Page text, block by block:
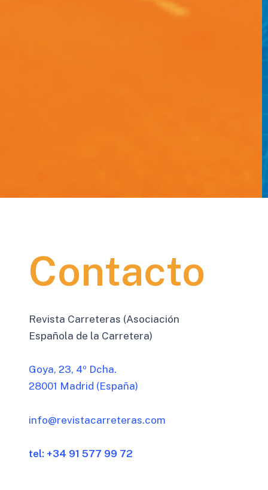
Contacto
Revista Carreteras (Asociación
Española de la Carretera)
Goya, 23, 4º Dcha.
28001 Madrid (España)
info@revistacarreteras.com
tel: +34 91 577 99 72